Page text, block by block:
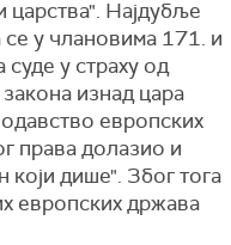
царства". Најдубље
у члановима 171. и
суде у страху од
изнад цара
европских
права долазио и
који дише". Због тога
европских држава